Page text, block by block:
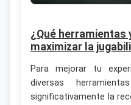
¿Qué herramientas
maximizar la
Para mejorar tu
diversas
significativamente la